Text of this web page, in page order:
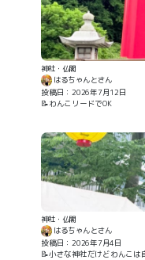
神社・仏閣
はるちゃんとさん
投稿日：2026年7月12日
📝わんこリードでOK
神社・仏閣
はるちゃんとさん
投稿日：2026年7月4日
📝小さな神社だけどわんこは